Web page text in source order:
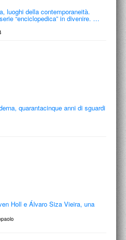
luoghi della contemporaneità.
“enciclopedica” in divenire. …
quarantacinque anni di sguardi
Holl e Álvaro Siza Vieira, una